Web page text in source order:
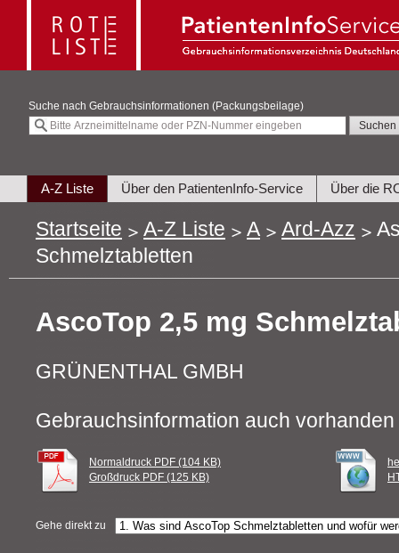
Suche nach Gebrauchsinformationen (Packungsbeilage)
A-Z Liste Über den PatientenInfo-Service Über die
Startseite A-Z Liste A Ard-Azz
Schmelztabletten
AscoTop 2,5 mg
GRÜNENTHAL GMBH
Gebrauchsinformation auch vorhanden
Normaldruck PDF (104 KB)
Großdruck PDF (125 KB)
Gehe direkt zu